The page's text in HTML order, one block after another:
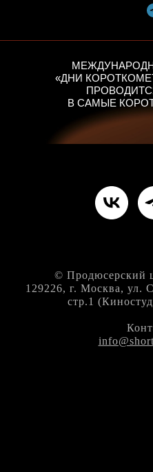
«ДНИ
В САМЫЕ
© Продюсерский
129226, г. Москва, ул.
стр.1